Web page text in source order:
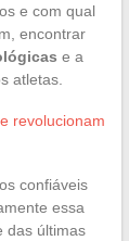
e com qual
encontrar
e a
atletas.
revolucionam
confiáveis
essa
das últimas